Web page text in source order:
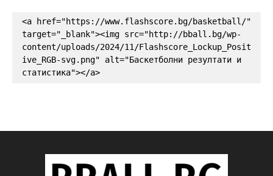
<a href="https://www.flashscore.bg/basketball/"
target="_blank"><img src="http://bball.bg/wp-
content/uploads/2024/11/Flashscore_Lockup_Posit
ive_RGB-svg.png" alt="Баскетболни резултати и
статистика"></a>